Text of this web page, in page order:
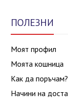
ПОЛЕЗНИ
Моят профил
Моята кошница
Как да поръчам?
Начини на